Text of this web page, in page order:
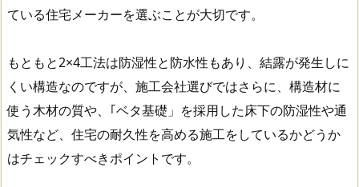
ている住宅メーカーを選ぶことが大切です。
もともと2×4工法は防湿性と防水性もあり、結露が発生しに
くい構造なのですが、施工会社選びではさらに、構造材に
使う木材の質や、｢ベタ基礎」を採用した床下の防湿性や通
気性など、住宅の耐久性を高める施工をしているかどうか
はチェックすべきポイントです。